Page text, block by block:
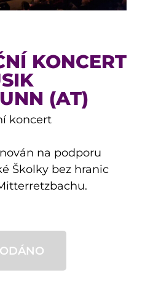
KONCERT
(AT)
koncert
na podporu
Školky bez hranic